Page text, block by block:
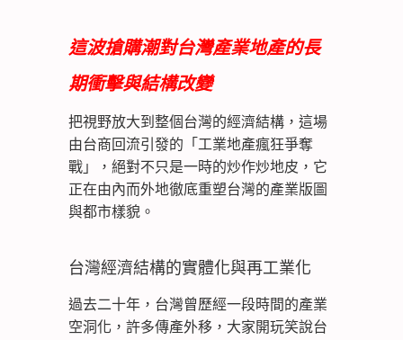
這波搶購潮對台灣產業地產的長
期衝擊與結構改變
把視野放大到整個台灣的經濟結構，這場
由台商回流引發的「工業地產瘋狂爭奪
戰」，絕對不只是一時的炒作炒地皮，它
正在由內而外地徹底重塑台灣的產業版圖
與都市樣貌。
台灣經濟結構的實體化與再工業化
過去二十年，台灣曾歷經一段時間的產業
空洞化，許多傳產外移，大家開玩笑說台